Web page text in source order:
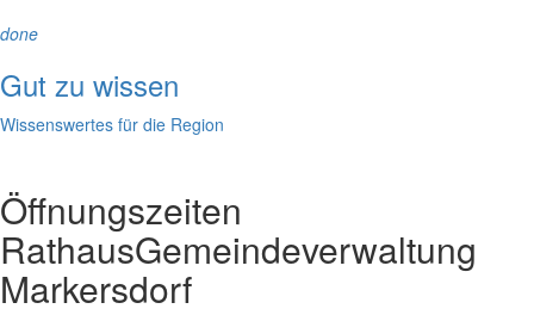
done
Gut zu wissen
Wissenswertes für die Region
Öffnungszeiten
RathausGemeindeverwaltung
Markersdorf